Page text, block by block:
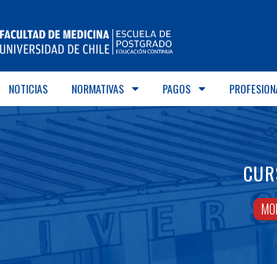
NOTICIAS NORMATIVAS PAGOS